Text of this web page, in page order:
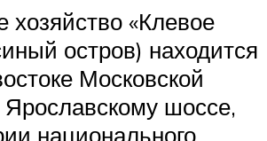
хозяйство «Клевое
остров) находится
Московской
Ярославскому шоссе,
национального